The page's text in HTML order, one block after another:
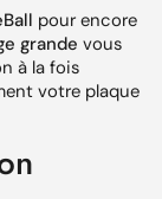
pour encore
grande vous
à la fois
votre plaque